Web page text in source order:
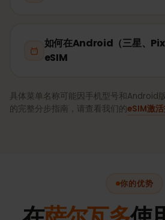
如何在Android（三星、
eSIM
具体菜单名称可能因手机型号和Android
的完整分步指南，请查看我们的eSIM激
你的优势